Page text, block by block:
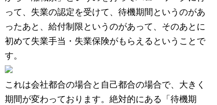
って、失業の認定を受けて、待機期間というのがあ
ったあと、給付制限というのがあって、そのあとに
初めて失業手当・失業保険がもらえるということで
す。
これは会社都合の場合と自己都合の場合で、大きく
期間が変わっております。絶対的にある「待機期